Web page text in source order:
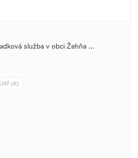
služba v obci Žehňa …
(K)